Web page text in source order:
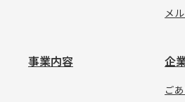
メ
事業内容 企
ご